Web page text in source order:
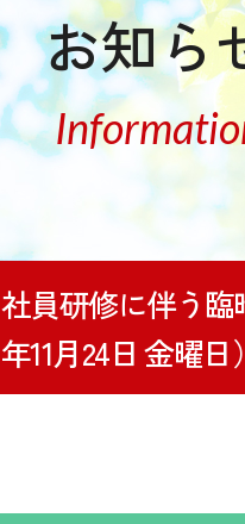
お知ら
社員研修に伴う
年11月24日 金曜日